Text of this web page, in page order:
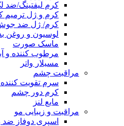
کرم لیفتینگ/
کرم و ژل ترمیم
کرم/ ژل ضد
لوسیون و روغن
ماسک صورت
مرطوب کننده و
مسیلار واتر
مراقبت چشم
سرم تقویت کننده
کرم دور چشم
مایع لنز
مراقبت و زیبایی مو
اسپری دوفاز